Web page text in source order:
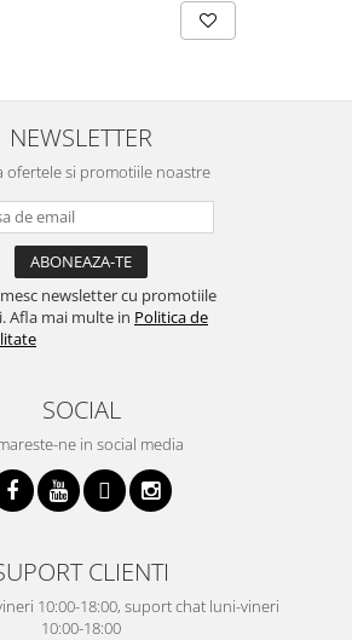
NEWSLETTER
ofertele si promotiile noastre
newsletter cu promotiile
Afla mai multe in Politica de
SOCIAL
ne in social media
CLIENTI
10:00-18:00, suport chat luni-vineri
10:00-18:00